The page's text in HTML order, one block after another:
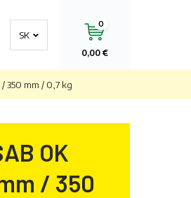
0,00 €
0
SKHľadať
350 mm / 0,7 kg
OK
/ 350